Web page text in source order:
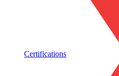
Certifications